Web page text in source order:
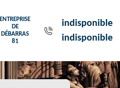
ENTREPRISE
DE
DÉBARRAS
81
indisponible
indisponible